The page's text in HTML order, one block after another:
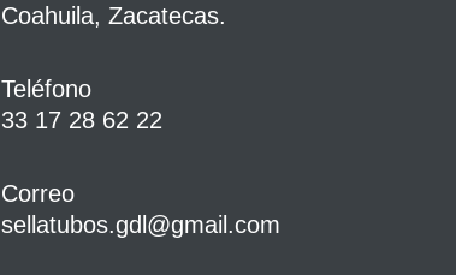
Coahuila, Zacatecas.
Teléfono
33 17 28 62 22
Correo
sellatubos.gdl@gmail.com